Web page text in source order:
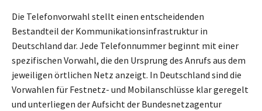
Die Telefonvorwahl stellt einen entscheidenden
Bestandteil der Kommunikationsinfrastruktur in
Deutschland dar. Jede Telefonnummer beginnt mit einer
spezifischen Vorwahl, die den Ursprung des Anrufs aus dem
jeweiligen örtlichen Netz anzeigt. In Deutschland sind die
Vorwahlen für Festnetz- und Mobilanschlüsse klar geregelt
und unterliegen der Aufsicht der Bundesnetzagentur